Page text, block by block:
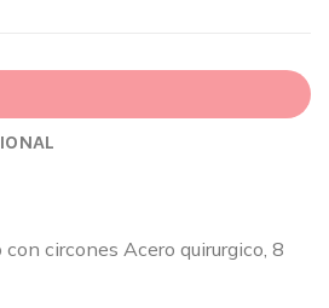
circones Acero quirurgico, 8